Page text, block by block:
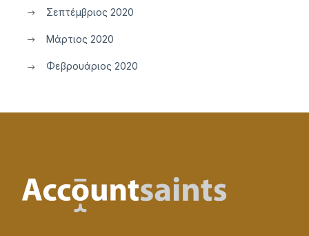
Σεπτέμβριος 2020
Μάρτιος 2020
Φεβρουάριος 2020